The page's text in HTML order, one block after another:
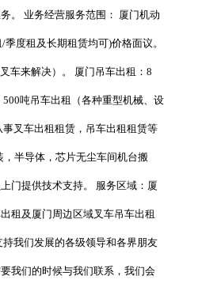
。 业务经营服务范围： 厦门机动
度租及长期租赁均可)价格面议。
车来解决）。 厦门吊车出租：8
吨吊车出租（各种重型机械、设
叉车出租租赁，吊车出租租赁等
半导体，芯片无尘车间机台搬
门提供技术支持。 服务区域：厦
租及厦门周边区域叉车吊车出租
我们发展的各级领导和各界朋友
我们的时候与我们联系，我们会